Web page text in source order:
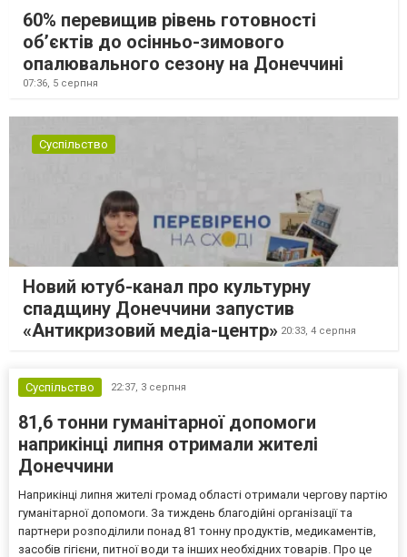
60% перевищив рівень готовності
об’єктів до осінньо-зимового
опалювального сезону на Донеччині
07:36, 5 серпня
Суспільство
Новий ютуб-канал про культурну
спадщину Донеччини запустив
«Антикризовий медіа-центр» 20:33, 4 серпня
Суспільство 22:37, 3 серпня
81,6 тонни гуманітарної допомоги
наприкінці липня отримали жителі
Донеччини
Наприкінці липня жителі громад області отримали чергову партію
гуманітарної допомоги. За тиждень благодійні організації та
партнери розподілили понад 81 тонну продуктів, медикаментів,
засобів гігієни, питної води та інших необхідних товарів. Про це